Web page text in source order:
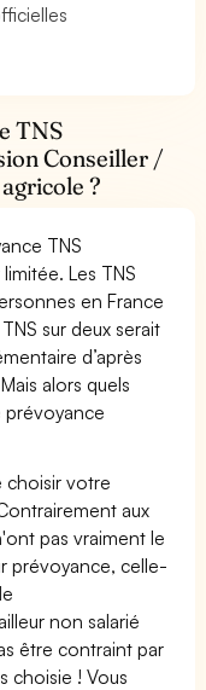
TNS
Conseiller /
?
TNS
Les TNS
en France
sur deux serait
d’après
Mais alors quels
prévoyance
choisir votre
aux
pas vraiment le
prévoyance, celle-
non salarié
être contraint par
choisie ! Vous